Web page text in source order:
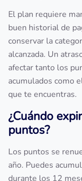
El plan requiere
buen historial de
conservar la
alcanzada. Un
afectar tanto los
acumulados como
que te encuentras.
¿Cuándo
puntos?
Los puntos se
año. Puedes
durante los 12